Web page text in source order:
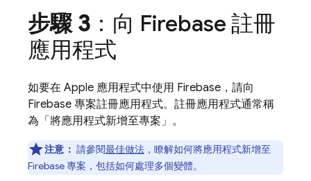
步驟 3 ：向 Firebase 註冊
應用程式
如要在 Apple 應用程式中使用 Firebase，請向
Firebase 專案註冊應用程式。註冊應用程式通常稱
為「將應用程式新增至專案」。
注意： 請參閱最佳做法，瞭解如何將應用程式新增至
Firebase 專案，包括如何處理多個變體。